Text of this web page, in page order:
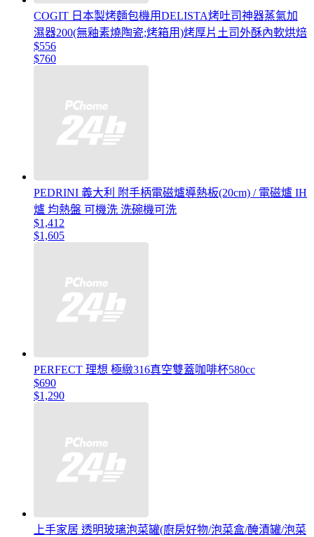
COGIT 日本製烤麵包機用DELISTA烤吐司神器蒸氣加
濕器200(無釉素燒陶瓷;烤箱用)烤厚片土司外酥內軟烘焙
$556
$760
PEDRINI 義大利 附手柄電磁爐導熱板(20cm) / 電磁爐 IH
爐 均熱盤 可機洗 洗碗機可洗
$1,412
$1,605
PERFECT 理想 極緻316真空雙蓋咖啡杯580cc
$690
$1,290
上手家居 透明玻璃泡菜罐(廚房好物/泡菜盒/醃漬罐/泡菜